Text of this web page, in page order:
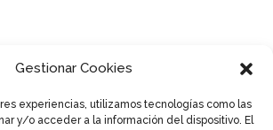
Gestionar Cookies
experiencias, utilizamos tecnologías como las
y/o acceder a la información del dispositivo. El